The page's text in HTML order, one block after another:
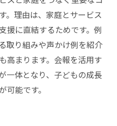
。理由は、家庭とサービス
援に直結するためです。例
取り組みや声かけ例を紹介
高まります。会報を活用す
一体となり、子どもの成長
可能です。